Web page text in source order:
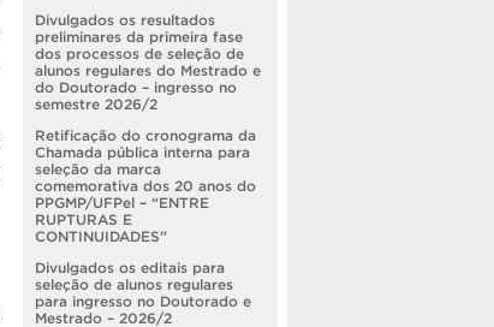
Divulgados os resultados
preliminares da primeira fase
dos processos de seleção de
alunos regulares do Mestrado e
do Doutorado – ingresso no
semestre 2026/2
Retificação do cronograma da
Chamada pública interna para
seleção da marca
comemorativa dos 20 anos do
PPGMP/UFPel – “ENTRE
RUPTURAS E
CONTINUIDADES”
Divulgados os editais para
seleção de alunos regulares
para ingresso no Doutorado e
Mestrado – 2026/2